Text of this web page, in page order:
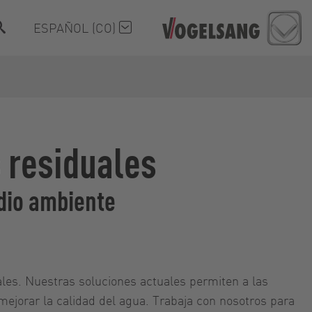
ESPAÑOL (CO)
ambiente
Nuestras soluciones actuales permiten a las
la calidad del agua. Trabaja con nosotros para